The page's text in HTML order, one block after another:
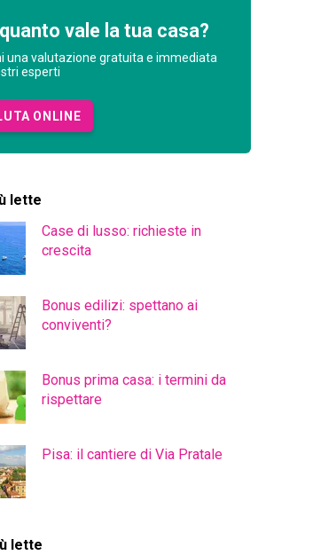
vale la tua casa?
una valutazione gratuita e immediata
esperti
ONLINE
lette
Case di lusso: richieste in
crescita
Bonus edilizi: spettano ai
conviventi?
Bonus prima casa: i termini da
rispettare
Pisa: il cantiere di Via Pratale
lette